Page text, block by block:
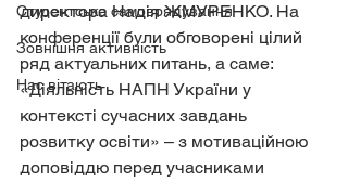
Студентське самоврядування
Зовнішня активність
Нас вітають
директора Надія ЖМУРЕНКО. На
конференції були обговорені цілий
ряд актуальних питань, а саме:
«Діяльність НАПН України у
контексті сучасних завдань
розвитку освіти» – з мотиваційною
доповіддю перед учасниками